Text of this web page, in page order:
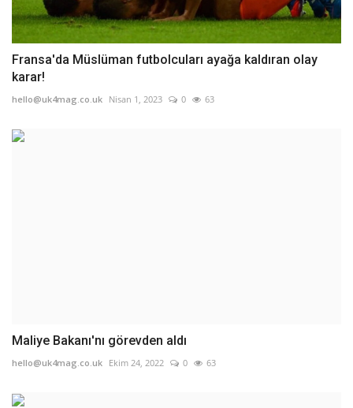
Fransa'da Müslüman futbolcuları ayağa kaldıran olay
karar!
hello@uk4mag.co.uk Nisan 1, 2023 0 63
Maliye Bakanı'nı görevden aldı
hello@uk4mag.co.uk Ekim 24, 2022 0 63